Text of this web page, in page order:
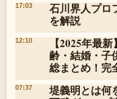
17:03
石川界人プロ
を解説
12:10
【2025年最
齢・結婚・子
総まとめ！完
07:37
堤義明とは何